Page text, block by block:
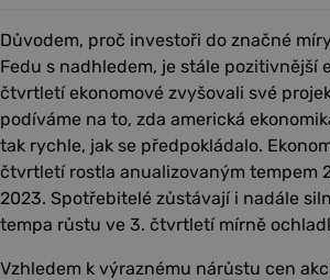
Důvodem, proč investoři do značné
Fedu s nadhledem, je stále pozitivnější
čtvrtletí ekonomové zvyšovali své
podíváme na to, zda americká
tak rychle, jak se předpokládalo.
čtvrtletí rostla anualizovaným tempem
2023. Spotřebitelé zůstávají i nadále
tempa růstu ve 3. čtvrtletí mírně
Vzhledem k výraznému nárůstu cen